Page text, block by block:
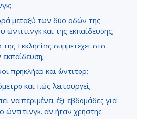
μεταξύ των δύο οδών της
ώντιτινγκ και της εκπαίδευσης;
Εκκλησίας συμμετέχει στο
εκπαίδευση;
πρηκλήαρ και ώντιτορ;
και πώς λειτουργεί;
να περιμένει έξι εβδομάδες για
ώντιτινγκ, αν ήταν χρήστης